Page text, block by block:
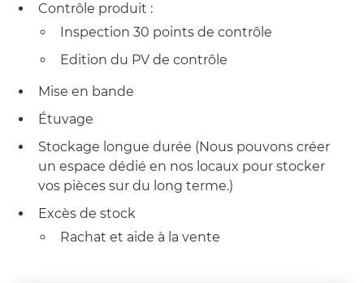
Contrôle produit :
Inspection 30 points de contrôle
Edition du PV de contrôle
Mise en bande
Étuvage
Stockage longue durée (Nous pouvons créer
un espace dédié en nos locaux pour stocker
vos pièces sur du long terme.)
Excès de stock
Rachat et aide à la vente